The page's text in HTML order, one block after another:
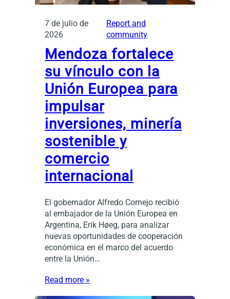
7 de julio de
2026
Report and
community
Mendoza fortalece
su vínculo con la
Unión Europea para
impulsar
inversiones, minería
sostenible y
comercio
internacional
El gobernador Alfredo Cornejo recibió
al embajador de la Unión Europea en
Argentina, Erik Høeg, para analizar
nuevas oportunidades de cooperación
económica en el marco del acuerdo
entre la Unión…
Read more »